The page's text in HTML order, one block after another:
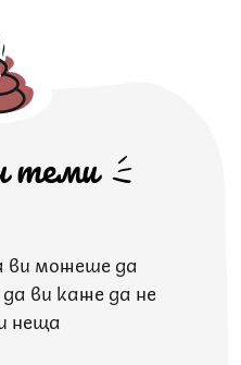
теми
можеше да
ви каже да не
неща